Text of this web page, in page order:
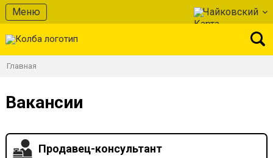
Меню Чайковский
Главная
Вакансии
Продавец-консультант